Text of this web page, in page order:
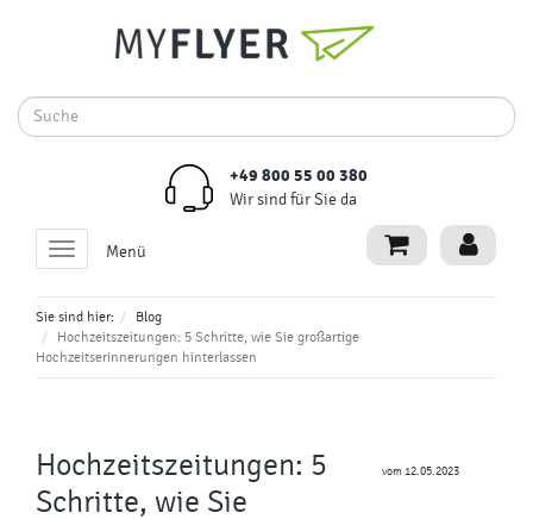
+49 800 55 00 380
Wir sind für Sie da
Toggle
navigation
Menü
Sie sind hier:
Blog
Hochzeitszeitungen: 5 Schritte, wie Sie großartige
Hochzeitserinnerungen hinterlassen
Hochzeitszeitungen: 5
Schritte, wie Sie
vom 12.05.2023